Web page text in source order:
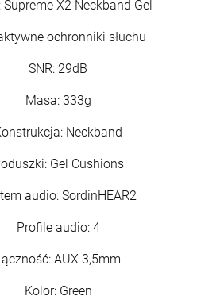
AR15 IWI ZION
DO KOSZYKA
Supreme X2 Neckband Gel
ochronniki słuchu
SNR: 29dB
Masa: 333g
Neckband
Gel Cushions
audio: SordinHEAR2
Profile audio: 4
AUX 3,5mm
Kolor: Green